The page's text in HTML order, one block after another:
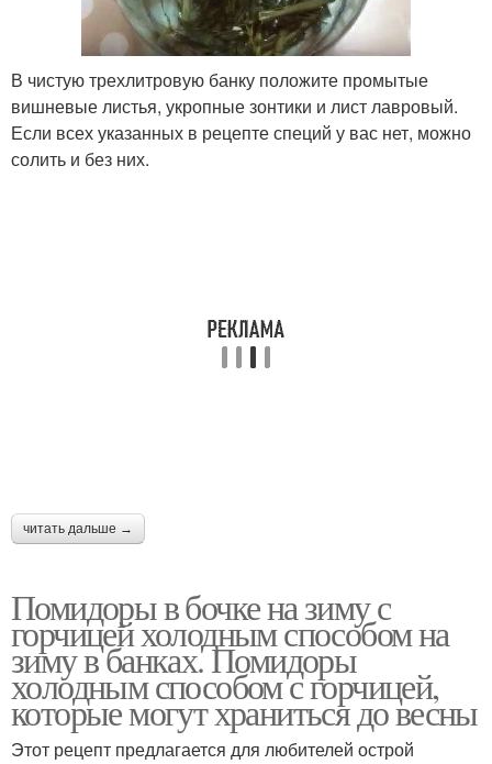
В чистую трехлитровую банку положите промытые
вишневые листья, укропные зонтики и лист лавровый.
Если всех указанных в рецепте специй у вас нет, можно
солить и без них.
читать дальше →
Помидоры в бочке на зиму с
горчицей холодным способом на
зиму в банках. Помидоры
холодным способом с горчицей,
которые могут храниться до весны
Этот рецепт предлагается для любителей острой